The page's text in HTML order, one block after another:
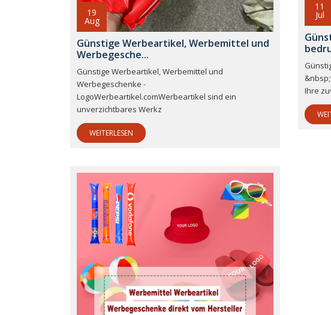
19
Aug
Günstige Werbeartikel, Werbemittel und
Werbegesche...
Günstige Werbeartikel, Werbemittel und
Werbegeschenke -
LogoWerbeartikel.comWerbeartikel sind ein
unverzichtbares Werkz
WEITERLESEN
11
Jul
Ihre